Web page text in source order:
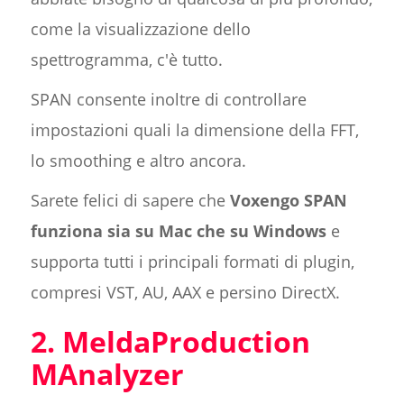
come la visualizzazione dello
spettrogramma, c'è tutto.
SPAN consente inoltre di controllare
impostazioni quali la dimensione della FFT,
lo smoothing e altro ancora.
Sarete felici di sapere che Voxengo SPAN
funziona sia su Mac che su Windowse
supporta tutti i principali formati di plugin,
compresi VST, AU, AAX e persino DirectX.
2. MeldaProduction
MAnalyzer